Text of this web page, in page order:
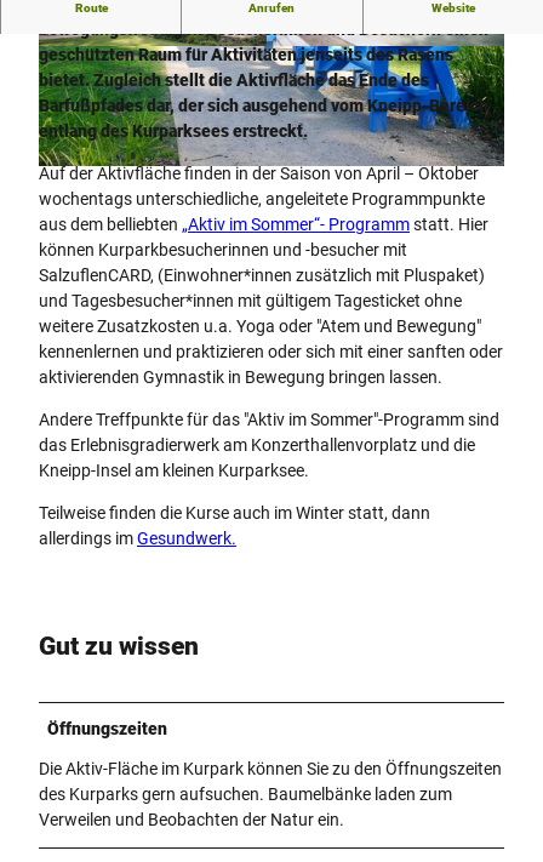
© Stadt Bad Salzuflen/K. Paar | CC-BY-SA
© Stadt Bad Salzuflen/S. Strothbäumer |
CC-BY-SA
© Stadt Bad Salzuflen/S. Strothbäumer |
CC-BY-SA
Route Anrufen Website
geschützten Raum für Aktivitäten jenseits des Rasens
bietet. Zugleich stellt die Aktivfläche das Ende des
Barfußpfades dar, der sich ausgehend vom Kneipp-Bereich
entlang des Kurparksees erstreckt.
Auf der Aktivfläche finden in der Saison von April – Oktober
wochentags unterschiedliche, angeleitete Programmpunkte
aus dem belliebten „Aktiv im Sommer“- Programmstatt. Hier
können Kurparkbesucherinnen und -besucher mit
SalzuflenCARD, (Einwohner*innen zusätzlich mit Pluspaket)
und Tagesbesucher*innen mit gültigem Tagesticket ohne
weitere Zusatzkosten u.a. Yoga oder "Atem und Bewegung"
kennenlernen und praktizieren oder sich mit einer sanften oder
aktivierenden Gymnastik in Bewegung bringen lassen.
Andere Treffpunkte für das "Aktiv im Sommer"-Programm sind
das Erlebnisgradierwerk am Konzerthallenvorplatz und die
Kneipp-Insel am kleinen Kurparksee.
Teilweise finden die Kurse auch im Winter statt, dann
allerdings imGesundwerk.
Gut zu wissen
Öffnungszeiten
Die Aktiv-Fläche im Kurpark können Sie zu den Öffnungszeiten
des Kurparks gern aufsuchen. Baumelbänke laden zum
Verweilen und Beobachten der Natur ein.